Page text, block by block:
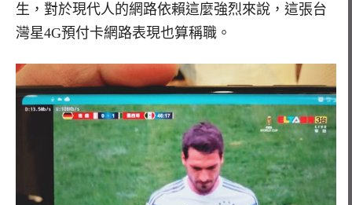
生，對於現代人的網路依賴這麼強烈來說，這張台
灣星4G預付卡網路表現也算稱職。